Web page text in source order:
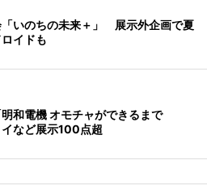
「いのちの未来＋」 展示外企画で夏
イドも
和電機 オモチャができるまで
など展示100点超